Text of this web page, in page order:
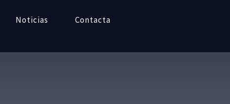
Noticias
Contacta